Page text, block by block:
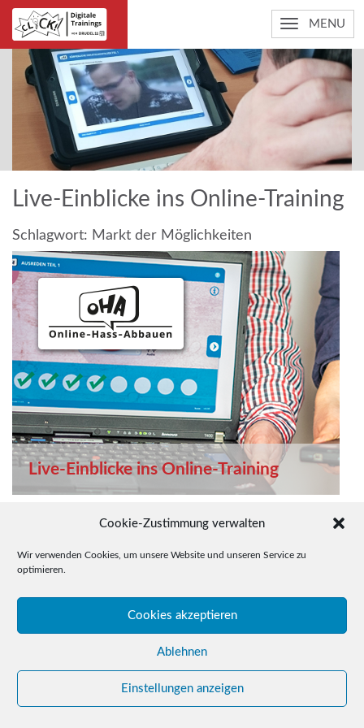
Cookie-Zustimmung verwalten
Wir verwenden Cookies, um unsere Website und unseren Service zu
optimieren.
Cookies akzeptieren
Ablehnen
Einstellungen anzeigen
MENU
Live-Einblicke ins Online-Training
Schlagwort: Markt der Möglichkeiten
Live-Einblicke ins Online-Training
Testen Sie unser OHA-Training auf der Denkbunt-
Erfurt und der Medienbildungs-Tagung in der Uni
Erfurt am 02.09.